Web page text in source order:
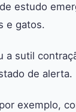
estudo
e gatos.
sutil
de alerta.
exemplo,